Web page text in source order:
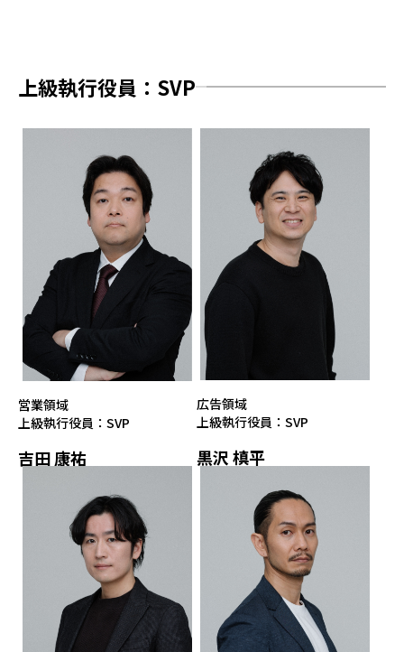
上級執行役員：SVP
営業領域
上級執行役員：SVP
吉田 康祐
広告領域
上級執行役員：SVP
黒沢 槙平